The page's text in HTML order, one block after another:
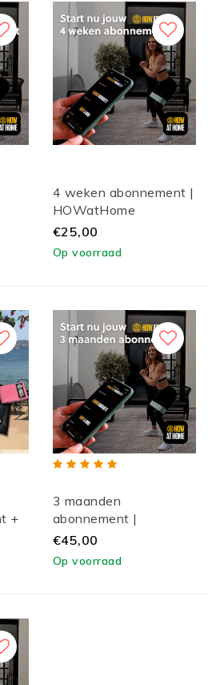
4 weken abonnement |
HOWatHome
€25,00
Op voorraad
+
3 maanden
abonnement |
HOWatHome
€45,00
Op voorraad